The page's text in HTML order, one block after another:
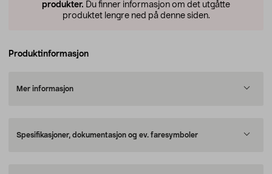
produkter. Du finner informasjon om det utgåtte
produktet lengre ned på denne siden.
Produktinformasjon
Mer informasjon
Spesifikasjoner, dokumentasjon og ev. faresymboler